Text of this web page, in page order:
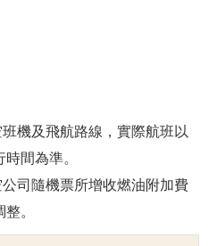
機及飛航路線，實際航班以
間為準。
司隨機票所增收燃油附加費
。